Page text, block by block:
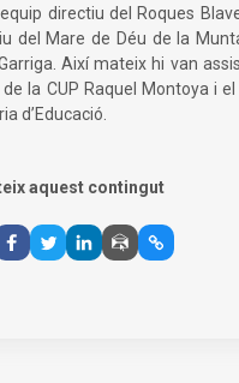
directiu del Roques
del Mare de Déu de la
Així mateix hi van
la CUP Raquel Montoya i
d’Educació.
aquest contingut